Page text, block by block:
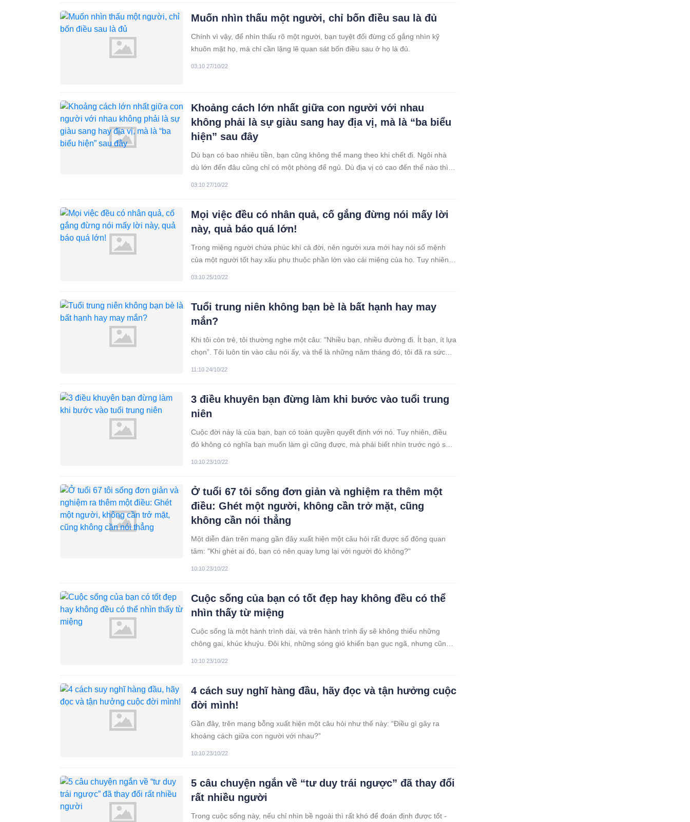
Muốn nhìn thấu một người, chỉ bốn điều sau là đủ
Chính vì vậy, để nhìn thấu rõ một người, bạn tuyệt đối đừng cố gắng nhìn kỹ
khuôn mặt họ, mà chỉ cần lặng lẽ quan sát bốn điều sau ở họ là đủ.
03:10 27/10/22
Khoảng cách lớn nhất giữa con người với nhau
không phải là sự giàu sang hay địa vị, mà là “ba biểu
hiện” sau đây
Dù bạn có bao nhiêu tiền, bạn cũng không thể mang theo khi chết đi. Ngôi nhà
dù lớn đến đâu cũng chỉ có một phòng để ngủ. Dù địa vị có cao đến thế nào thì
03:10 27/10/22
Mọi việc đều có nhân quả, cố gắng đừng nói mấy lời
này, quả báo quá lớn!
Trong miệng người chứa phúc khí cả đời, nên người xưa mới hay nói số mệnh
của một người tốt hay xấu phụ thuộc phần lớn vào cái miệng của họ. Tuy nhiên,
03:10 25/10/22
Tuổi trung niên không bạn bè là bất hạnh hay may
mắn?
Khi tôi còn trẻ, tôi thường nghe một câu: "Nhiều bạn, nhiều đường đi. Ít bạn, ít lựa
chọn”. Tôi luôn tin vào câu nói ấy, và thế là những năm tháng đó, tôi đã ra sức
11:10 24/10/22
3 điều khuyên bạn đừng làm khi bước vào tuổi trung
niên
Cuộc đời này là của bạn, bạn có toàn quyền quyết định với nó. Tuy nhiên, điều
đó không có nghĩa bạn muốn làm gì cũng được, mà phải biết nhìn trước ngó sau,
10:10 23/10/22
Ở tuổi 67 tôi sống đơn giản và nghiệm ra thêm một
điều: Ghét một người, không cần trở mặt, cũng
không cần nói thẳng
Một diễn đàn trên mạng gần đây xuất hiện một câu hỏi rất được số đông quan
tâm: "Khi ghét ai đó, bạn có nên quay lưng lại với người đó không?"
10:10 23/10/22
Cuộc sống của bạn có tốt đẹp hay không đều có thể
nhìn thấy từ miệng
Cuộc sống là một hành trình dài, và trên hành trình ấy sẽ không thiếu những
chông gai, khúc khuỷu. Đôi khi, những sóng gió khiến bạn gục ngã, nhưng cũng
10:10 23/10/22
4 cách suy nghĩ hàng đầu, hãy đọc và tận hưởng cuộc
đời mình!
Gần đây, trên mạng bỗng xuất hiện một câu hỏi như thế này: “Điều gì gây ra
khoảng cách giữa con người với nhau?”
10:10 23/10/22
5 câu chuyện ngắn về “tư duy trái ngược” đã thay đổi
rất nhiều người
Trong cuộc sống này, nếu chỉ nhìn bề ngoài thì rất khó để đoán định được tốt -